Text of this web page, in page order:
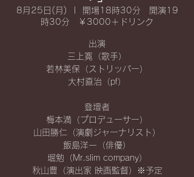
8月25日(月)
開場18時30分 開演19
時30分 ￥3000＋ドリンク
出演
三上寛（歌手）
若林美保（ストリッパー）
大村直治（pf）
登壇者
梅本満（プロデューサー）
山田勝仁（演劇ジャーナリスト）
飯島洋一（俳優）
堀勉（Mr.slim company）
秋山豊（演出家 映画監督）※予定